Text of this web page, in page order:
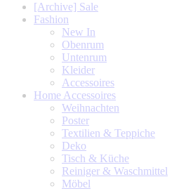
[Archive] Sale
Fashion
New In
Obenrum
Untenrum
Kleider
Accessoires
Home Accessoires
Weihnachten
Poster
Textilien & Teppiche
Deko
Tisch & Küche
Reiniger & Waschmittel
Möbel